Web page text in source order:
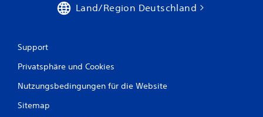
Land/Region Deutschland
Support
Privatsphäre und Cookies
Nutzungsbedingungen für die Website
Sitemap